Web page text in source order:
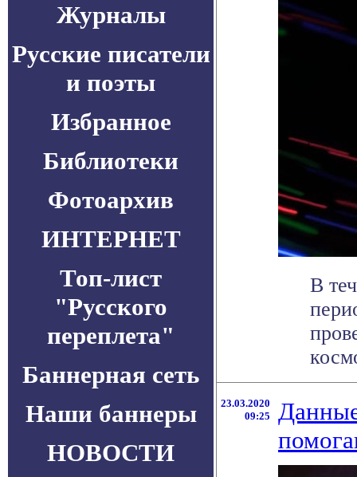
Журналы
Русские писатели
и поэты
Избранное
Библиотеки
Фотоархив
ИНТЕРНЕТ
Топ-лист
"Русского
переплета"
Баннерная сеть
Наши баннеры
НОВОСТИ
В
23.03.2020
09:25